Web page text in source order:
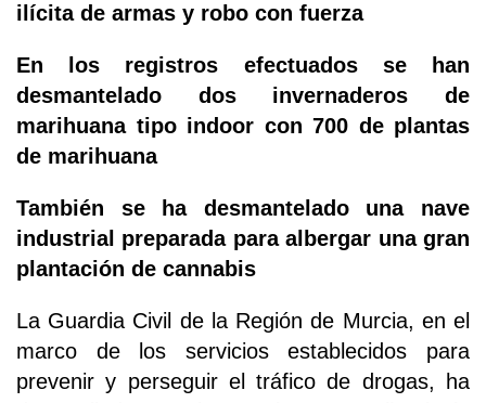
ilícita de armas y robo con fuerza
En los registros efectuados se han
desmantelado dos invernaderos de
marihuana tipo indoor con 700 de plantas
de marihuana
También se ha desmantelado una nave
industrial preparada para albergar una gran
plantación de cannabis
La Guardia Civil de la Región de Murcia, en el
marco de los servicios establecidos para
prevenir y perseguir el tráfico de drogas, ha